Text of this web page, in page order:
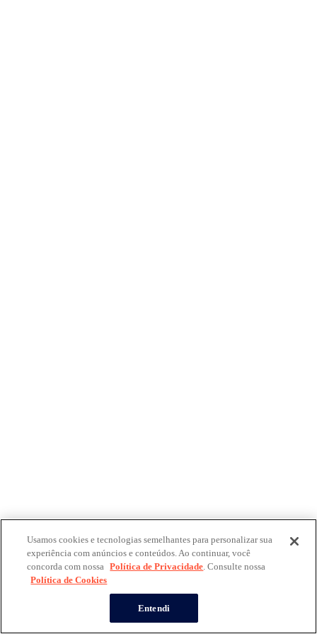
Usamos cookies e tecnologias semelhantes para personalizar sua
experiência com anúncios e conteúdos. Ao continuar, você
concorda com nossa Política de Privacidade. Consulte nossa
Política de Cookies
Entendi